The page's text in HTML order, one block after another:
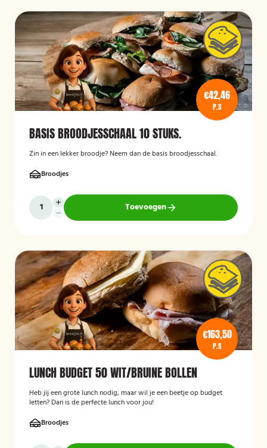
€42,46
P.S
BASIS BROODJESSCHAAL 10 STUKS.
Zin in een lekker broodje? Neem dan de basis broodjesschaal.
Broodjes
Toevoegen
€163,50
P.S
LUNCH BUDGET 50 WIT/BRUINE BOLLEN
Heb jij een grote lunch nodig, maar wil je een beetje op budget
letten? Dan is de perfecte lunch voor jou!
Broodjes